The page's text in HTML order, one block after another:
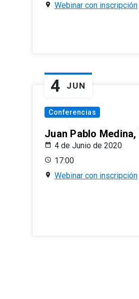
Webinar con inscripción
4 JUN
Conferencias
Juan Pablo Medina,
4 de Junio de 2020
17:00
Webinar con inscripción